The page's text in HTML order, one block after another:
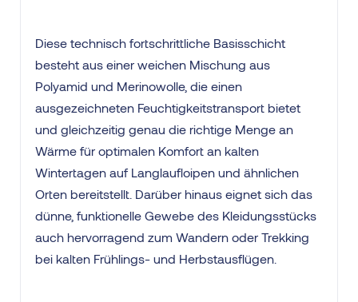
Diese technisch fortschrittliche Basisschicht
besteht aus einer weichen Mischung aus
Polyamid und Merinowolle, die einen
ausgezeichneten Feuchtigkeitstransport bietet
und gleichzeitig genau die richtige Menge an
Wärme für optimalen Komfort an kalten
Wintertagen auf Langlaufloipen und ähnlichen
Orten bereitstellt. Darüber hinaus eignet sich das
dünne, funktionelle Gewebe des Kleidungsstücks
auch hervorragend zum Wandern oder Trekking
bei kalten Frühlings- und Herbstausflügen.